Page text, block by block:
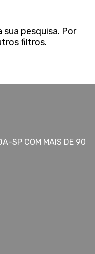
pesquisa. Por
filtros.
SP COM MAIS DE 90